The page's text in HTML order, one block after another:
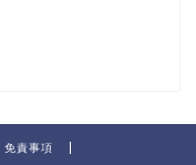
免責事項